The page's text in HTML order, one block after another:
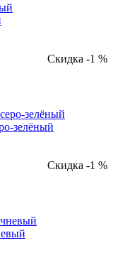
Скидка -1 %
зелёный
Скидка -1 %